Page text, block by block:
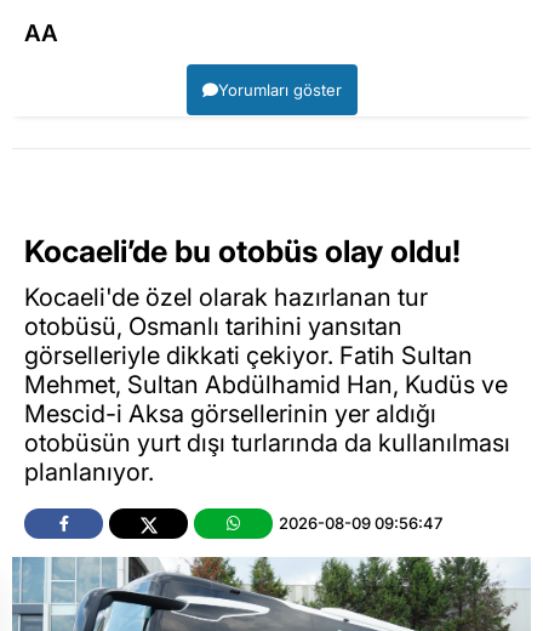
AA
Yorumları göster
Kocaeli’de bu otobüs olay oldu!
Kocaeli'de özel olarak hazırlanan tur
otobüsü, Osmanlı tarihini yansıtan
görselleriyle dikkati çekiyor. Fatih Sultan
Mehmet, Sultan Abdülhamid Han, Kudüs ve
Mescid-i Aksa görsellerinin yer aldığı
otobüsün yurt dışı turlarında da kullanılması
planlanıyor.
2026-08-09 09:56:47